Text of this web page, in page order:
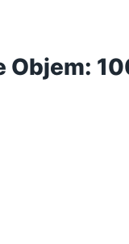
Objem: